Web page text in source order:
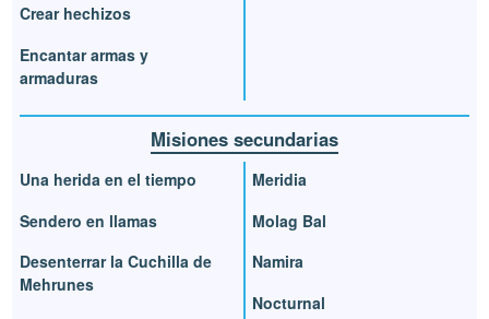
Crear hechizos
Encantar armas y
armaduras
Misiones secundarias
Una herida en el tiempo
Sendero en llamas
Desenterrar la Cuchilla de
Mehrunes
Meridia
Molag Bal
Namira
Nocturnal